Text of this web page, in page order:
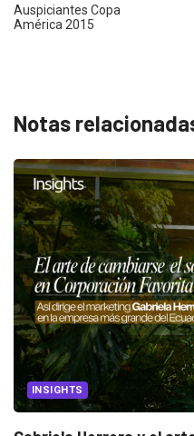
Auspiciantes Copa
América 2015
Notas
INSIGHTS